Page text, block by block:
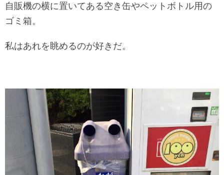
自販機の横に置いてある空き缶やペットボトル用の
ゴミ箱。
私はあれを眺めるのが好きだ。